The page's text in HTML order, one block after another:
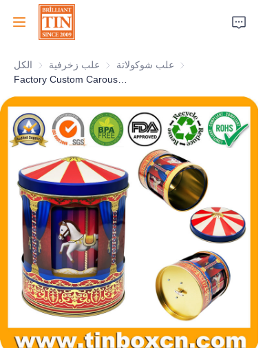
الكل علب زخرفية علب زخرفية
علب شوكولاتة علب شوكولاتة
الرئيسية
الشركة
المنتجات
خدمات العملاء
معارض تجارية 2026
الشهادات
الاستدامة
الأخبار